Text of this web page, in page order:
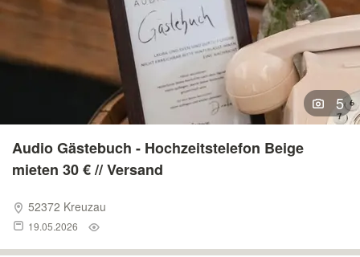
5
Audio Gästebuch - Hochzeitstelefon Beige
mieten 30 € // Versand
52372 Kreuzau
19.05.2026